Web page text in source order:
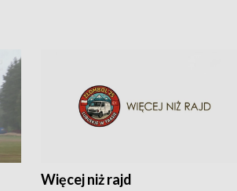
Więcej niż rajd